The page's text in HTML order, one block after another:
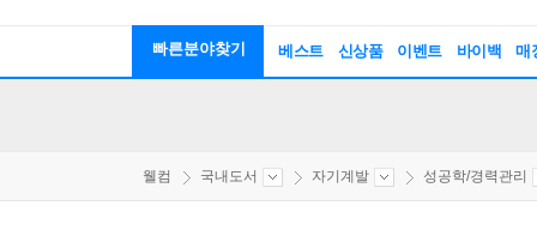
빠른분야찾기 베스트 신상품 이벤트 바이백 매
웰컴 국내도서 자기계발 성공학/경력관리